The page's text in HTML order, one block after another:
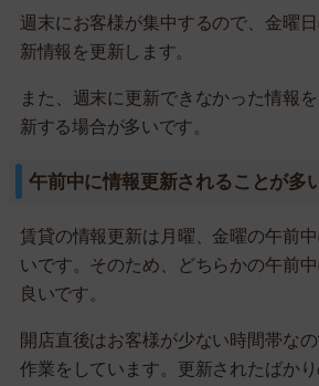
週末にお客様が集中するので、金曜
新情報を更新します。
また、週末に更新できなかった情報
新する場合が多いです。
午前中に情報更新されることが多
賃貸の情報更新は月曜、金曜の午前
いです。そのため、どちらかの午前
良いです。
開店直後はお客様が少ない時間帯な
作業をしています。更新されたばか